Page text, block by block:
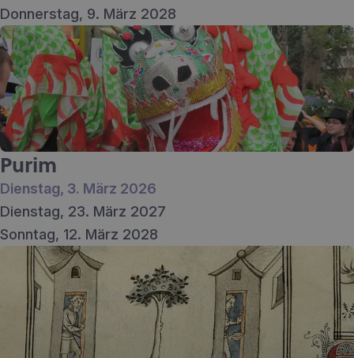
Donnerstag, 9. März 2028
Purim
Dienstag, 3. März 2026
Dienstag, 23. März 2027
Sonntag, 12. März 2028